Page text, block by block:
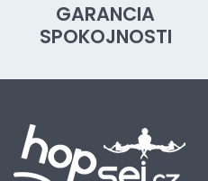
GARANCIA
SPOKOJNOSTI